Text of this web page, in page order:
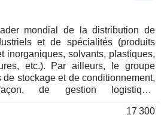
mondial de la distribution de
et de spécialités (produits
inorganiques, solvants, plastiques,
etc.). Par ailleurs, le groupe
stockage et de conditionnement,
de gestion logistique,
17 300